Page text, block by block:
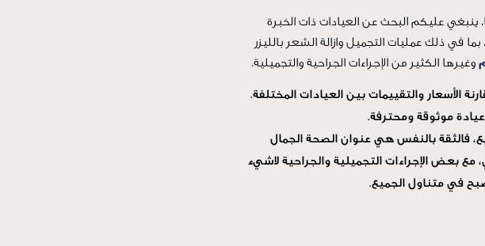
ينبغي عليكم البحث عن العيادات ذات الخبرة
في ذلك عمليات التجميل وازالة الشعر بالليزر
وغيرها الكثير من الإجراءات الجراحية والتجميلية.
الأسعار والتقييمات بين العيادات المختلفة.
موثوقة ومحترفة.
فالثقة بالنفس هي عنوان الصحة الجمال
بعض الإجراءات التجميلية والجراحية لاشيء
في متناول الجميع.